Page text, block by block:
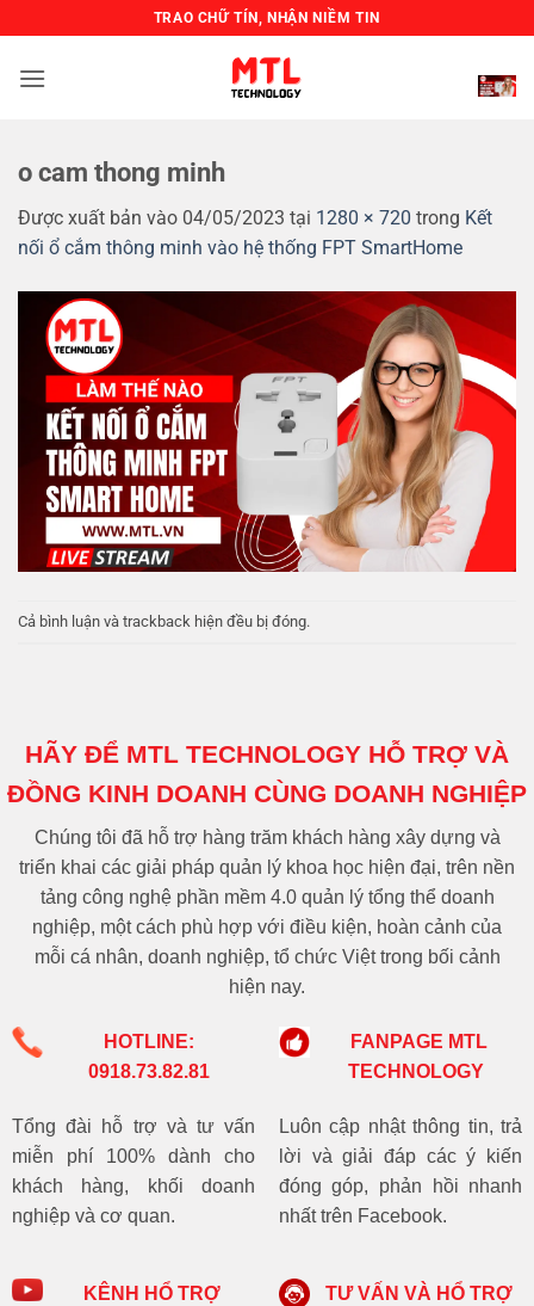
qua
nội
TRAO CHỮ TÍN, NHẬN NIỀM TIN
o cam thong minh
Được xuất bản vào 04/05/2023 tại 1280 × 720 trong Kết
nối ổ cắm thông minh vào hệ thống FPT SmartHome
Cả bình luận và trackback hiện đều bị đóng.
HÃY ĐỂ MTL TECHNOLOGY HỖ TRỢ VÀ
ĐỒNG KINH DOANH CÙNG DOANH NGHIỆP
Chúng tôi đã hỗ trợ hàng trăm khách hàng xây dựng và
triển khai các giải pháp quản lý khoa học hiện đại, trên nền
tảng công nghệ phần mềm 4.0 quản lý tổng thể doanh
nghiệp, một cách phù hợp với điều kiện, hoàn cảnh của
mỗi cá nhân, doanh nghiệp, tổ chức Việt trong bối cảnh
hiện nay.
HOTLINE:
0918.73.82.81
Tổng đài hỗ trợ và tư vấn
miễn phí 100% dành cho
khách hàng, khối doanh
nghiệp và cơ quan.
FANPAGE MTL
TECHNOLOGY
Luôn cập nhật thông tin, trả
lời và giải đáp các ý kiến
đóng góp, phản hồi nhanh
nhất trên Facebook.
KÊNH HỔ TRỢ
TƯ VẤN VÀ HỔ TRỢ